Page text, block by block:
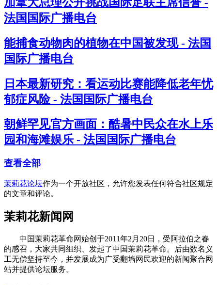
法国国际广播电台
能捕食动物肉的植物在中国被发现 - 法国
国际广播电台
日本最新研究：看运动比赛能降低老年忧
郁症风险 - 法国国际广播电台
朝鲜罕见官方画面：酷暑中民众在水上乐
园和海滩娱乐 - 法国国际广播电台
查看全部
茉莉花论坛作为一个开放社区，允许您发表任何符合社区规定
的文章和评论。
茉莉花新闻网
中国茉莉花革命网始创于2011年2月20日，受阿拉伯之春
的感召，大家共同组织、发起了中国茉莉花革命。后由数名义
工无偿坚持至今，并发展成为广受翻墙网民欢迎的新闻聚合网
站并提供论坛服务。